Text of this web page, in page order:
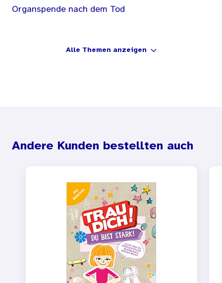
Organspende nach dem Tod
Alle Themen anzeigen
Andere Kunden bestellten auch